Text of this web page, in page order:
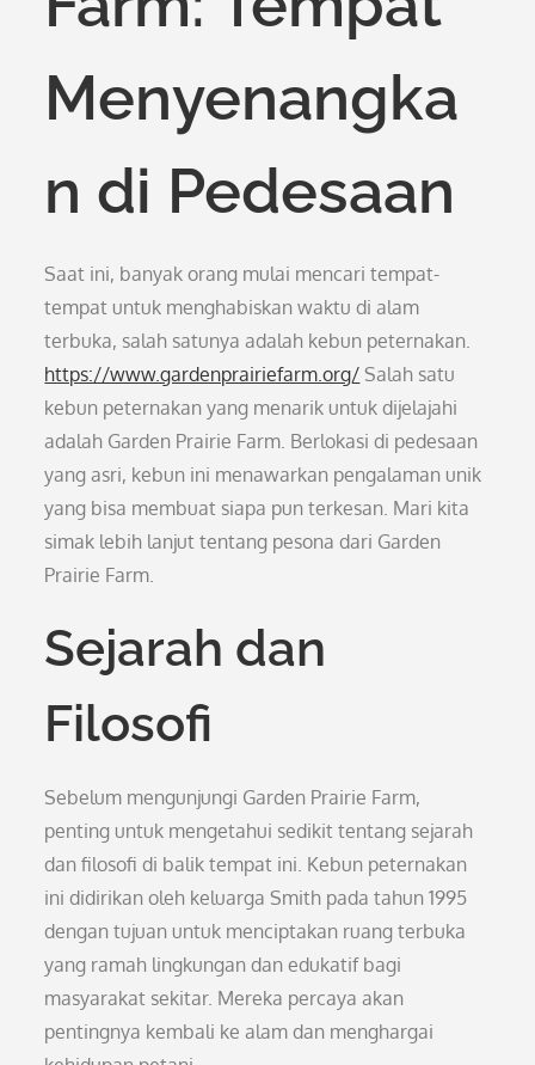
Menyenangka
n di Pedesaan
Saat ini, banyak orang mulai mencari tempat-
tempat untuk menghabiskan waktu di alam
terbuka, salah satunya adalah kebun peternakan.
https://www.gardenprairiefarm.org/ Salah satu
kebun peternakan yang menarik untuk dijelajahi
adalah Garden Prairie Farm. Berlokasi di pedesaan
yang asri, kebun ini menawarkan pengalaman unik
yang bisa membuat siapa pun terkesan. Mari kita
simak lebih lanjut tentang pesona dari Garden
Prairie Farm.
Sejarah dan
Filosofi
Sebelum mengunjungi Garden Prairie Farm,
penting untuk mengetahui sedikit tentang sejarah
dan filosofi di balik tempat ini. Kebun peternakan
ini didirikan oleh keluarga Smith pada tahun 1995
dengan tujuan untuk menciptakan ruang terbuka
yang ramah lingkungan dan edukatif bagi
masyarakat sekitar. Mereka percaya akan
pentingnya kembali ke alam dan menghargai